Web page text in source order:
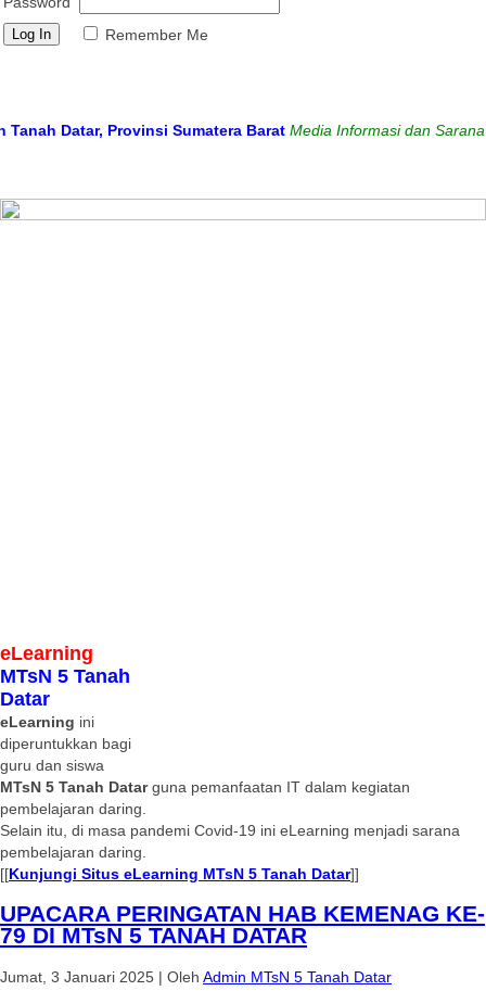
Remember Me
Datar, Provinsi Sumatera Barat Media Informasi dan Sarana
eLearning
MTsN 5 Tanah
Datar
eLearning ini
diperuntukkan bagi
guru dan siswa
MTsN 5 Tanah Datarguna pemanfaatan IT dalam kegiatan
pembelajaran daring.
Selain itu, di masa pandemi Covid-19 ini eLearning menjadi sarana
pembelajaran daring.
[[Kunjungi Situs eLearning MTsN 5 Tanah Datar]]
UPACARA PERINGATAN HAB KEMENAG KE-
79 DI MTsN 5 TANAH DATAR
Jumat, 3 Januari 2025 | Oleh Admin MTsN 5 Tanah Datar